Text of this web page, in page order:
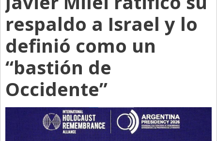
Anticipo
Campo
Carrera & Emprendedores
Club House
Con Estilo
De Bolsillo
Diarios de Argentina
respaldo a Israel y lo
definió como un
“bastión de
Occidente”